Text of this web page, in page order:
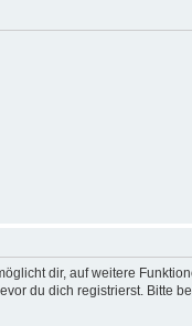
dir, auf weitere
du dich registrierst. Bitte